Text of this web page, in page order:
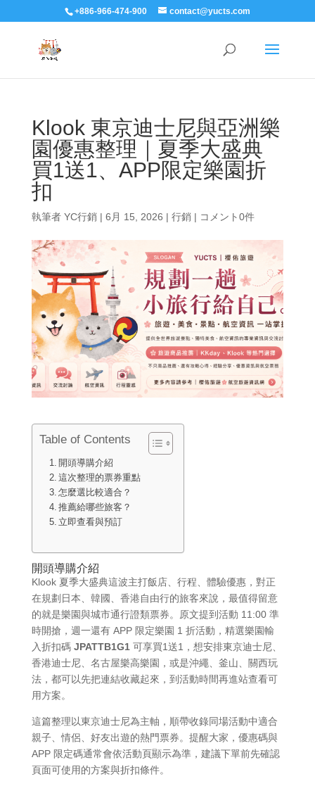
+886-966-474-900 contact@yucts.com
Klook 東京迪士尼與亞洲樂
園優惠整理｜夏季大盛典
買1送1、APP限定樂園折
扣
執筆者 YC行銷| 6月 15, 2026 | 行銷| コメント0件
Table of Contents
開頭導購介紹
這次整理的票券重點
怎麼選比較適合？
推薦給哪些旅客？
立即查看與預訂
開頭導購介紹
Klook 夏季大盛典這波主打飯店、行程、體驗優惠，對正
在規劃日本、韓國、香港自由行的旅客來說，最值得留意
的就是樂園與城市通行證類票券。原文提到活動 11:00 準
時開搶，週一還有 APP 限定樂園 1 折活動，精選樂園輸
入折扣碼 JPATTB1G1可享買1送1，想安排東京迪士尼、
香港迪士尼、名古屋樂高樂園，或是沖繩、釜山、關西玩
法，都可以先把連結收藏起來，到活動時間再進站查看可
用方案。
這篇整理以東京迪士尼為主軸，順帶收錄同場活動中適合
親子、情侶、好友出遊的熱門票券。提醒大家，優惠碼與
APP 限定碼通常會依活動頁顯示為準，建議下單前先確認
頁面可使用的方案與折扣條件。